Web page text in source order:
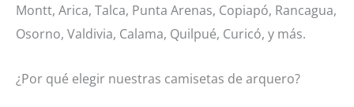
Montt, Arica, Talca, Punta Arenas, Copiapó, Rancagua,
Osorno, Valdivia, Calama, Quilpué, Curicó, y más.
¿Por qué elegir nuestras camisetas de arquero?